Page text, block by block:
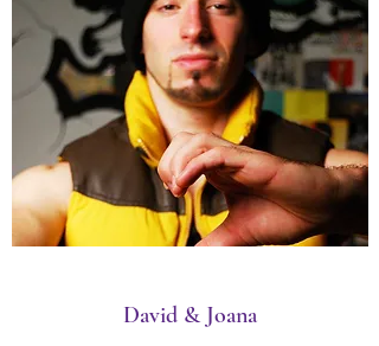
David & Joana